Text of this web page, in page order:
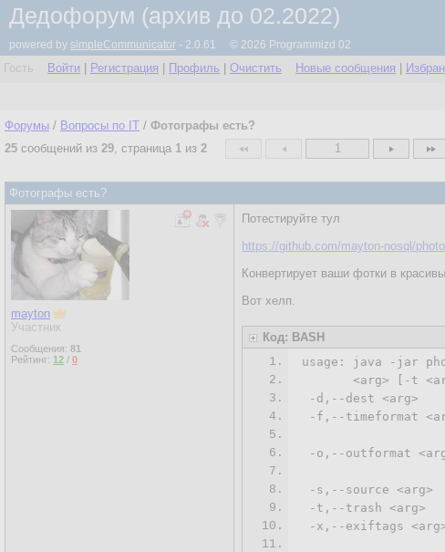
Дедофорум (архив до 02.2022)
powered by simpleCommunicator - 2.0.61 © 2026 Programmizd 02
Гость Войти Регистрация Профиль Очистить Новые сообщения
Форумы / Вопросы по IT / Фотографы есть?
25 сообщений из 29, страница 1 из 2 1
Фотографы есть?
mayton
Участник
Сообщения: 81
Рейтинг: 12 / 0
Потестируйте тул
https://github.com/mayton-nosql/
Конвертирует ваши фотки в
Вот хелп.
Код: BASH
1.
2.
3.
4.
5.
6.
7.
8.
9.
10.
11.
usage: java -jar
<arg> [-t
-d ,--dest <arg>
-f ,--timeformat
tag.
-o,--outformat
-s ,--source <arg>
-t,--trash <arg>
-x,--exiftags <arg>